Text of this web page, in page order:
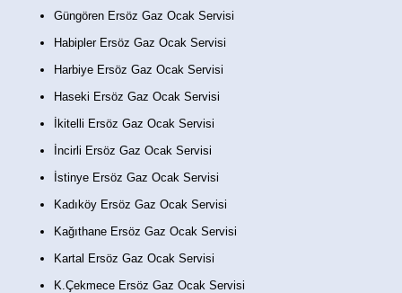
Güngören Ersöz Gaz Ocak Servisi
Habipler Ersöz Gaz Ocak Servisi
Harbiye Ersöz Gaz Ocak Servisi
Haseki Ersöz Gaz Ocak Servisi
İkitelli Ersöz Gaz Ocak Servisi
İncirli Ersöz Gaz Ocak Servisi
İstinye Ersöz Gaz Ocak Servisi
Kadıköy Ersöz Gaz Ocak Servisi
Kağıthane Ersöz Gaz Ocak Servisi
Kartal Ersöz Gaz Ocak Servisi
K.Çekmece Ersöz Gaz Ocak Servisi